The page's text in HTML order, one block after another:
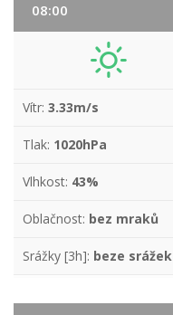
08:00
Vítr: 3.33m/s
Tlak: 1020hPa
Vlhkost: 43%
Oblačnost: bez mraků
Srážky [3h]: beze srážek